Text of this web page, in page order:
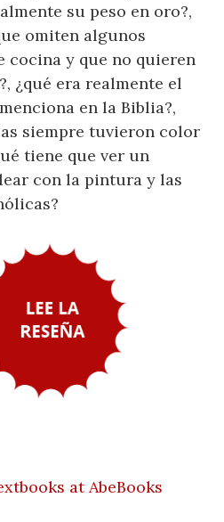
su peso en oro?,
omiten algunos
cocina y que no quieren
¿qué era realmente el
en la Biblia?,
siempre tuvieron color
tiene que ver un
con la pintura y las